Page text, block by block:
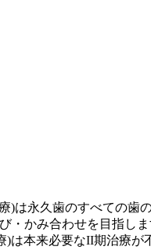
)は永久歯のすべての歯
・かみ合わせを目指しま
)は本来必要なII期治療が